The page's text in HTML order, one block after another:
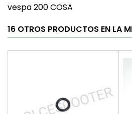
vespa 200 COSA
16 OTROS PRODUCTOS EN LA